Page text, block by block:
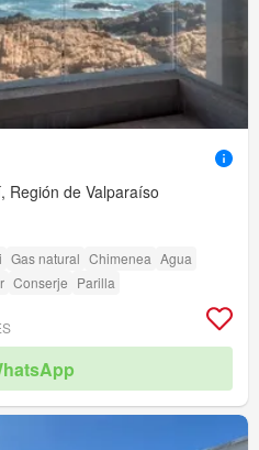
Región de Valparaíso
Gas natural Chimenea Agua
Conserje Parilla